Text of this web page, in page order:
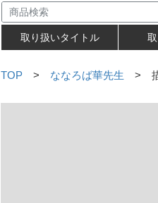
取り扱いタイトル
TOP > ななろば華先生 > 描